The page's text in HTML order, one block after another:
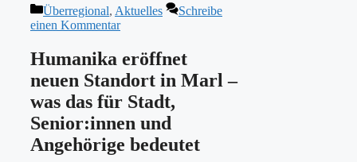
Kategorien
Überregional, Aktuelles
Schreibe
einen Kommentar
Humanika eröffnet
neuen Standort in Marl –
was das für Stadt,
Senior:innen und
Angehörige bedeutet